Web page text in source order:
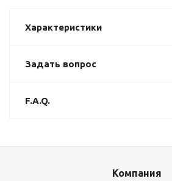
Характеристики
Задать вопрос
F.A.Q.
Компания